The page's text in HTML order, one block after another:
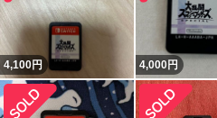
4,100円 4,000円